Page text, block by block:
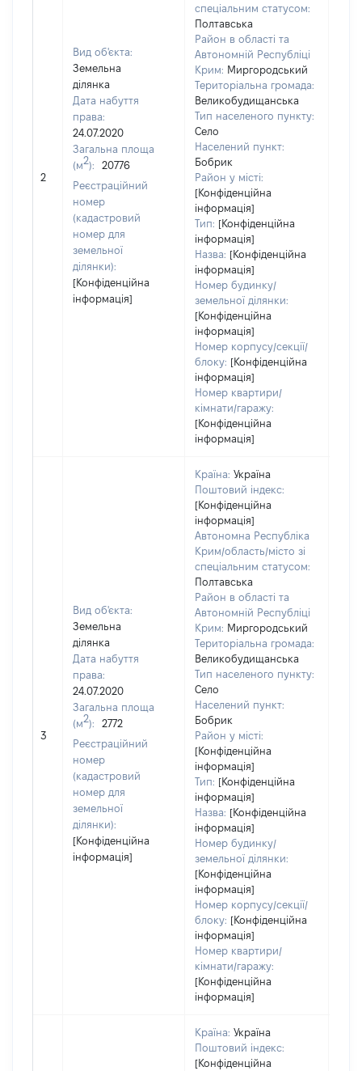
2
Вид об'єкта:
Земельна
ділянка
Дата набуття
права:
24.07.2020
Загальна площа
(м2):
20776
Реєстраційний
номер
(кадастровий
номер для
земельної
ділянки):
[Конфіденційна
інформація]
спеціальним статусом:
Полтавська
Район в області та
Автономній Республіці
Крим: Миргородський
Територіальна громада:
Великобудищанська
Тип населеного пункту:
Село
Населений пункт:
Бобрик
Район у місті:
[Конфіденційна
інформація]
Тип: [Конфіденційна
інформація]
Назва: [Конфіденційна
інформація]
Номер будинку/
земельної ділянки:
[Конфіденційна
інформація]
Номер корпусу/секції/
блоку: [Конфіденційна
інформація]
Номер квартири/
кімнати/гаражу:
[Конфіденційна
інформація]
3
Вид об'єкта:
Земельна
ділянка
Дата набуття
права:
24.07.2020
Загальна площа
(м2):
2772
Реєстраційний
номер
(кадастровий
номер для
земельної
ділянки):
[Конфіденційна
інформація]
Країна: Україна
Поштовий індекс:
[Конфіденційна
інформація]
Автономна Республіка
Крим/область/місто зі
спеціальним статусом:
Полтавська
Район в області та
Автономній Республіці
Крим: Миргородський
Територіальна громада:
Великобудищанська
Тип населеного пункту:
Село
Населений пункт:
Бобрик
Район у місті:
[Конфіденційна
інформація]
Тип: [Конфіденційна
інформація]
Назва: [Конфіденційна
інформація]
Номер будинку/
земельної ділянки:
[Конфіденційна
інформація]
Номер корпусу/секції/
блоку: [Конфіденційна
інформація]
Номер квартири/
кімнати/гаражу:
[Конфіденційна
інформація]
Країна: Україна
Поштовий індекс:
[Конфіденційна